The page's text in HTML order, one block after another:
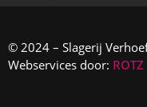
© 2024 – Slagerij
Webservices door: ROTZ